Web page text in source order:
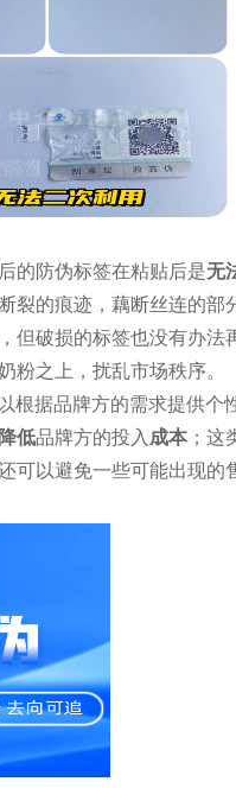
的防伪标签在粘贴后是无
裂的痕迹，藕断丝连的部
但破损的标签也没有办法
粉之上，扰乱市场秩序。
根据品牌方的需求提供个
降低品牌方的投入 成本 ；这
以避免一些可能出现的